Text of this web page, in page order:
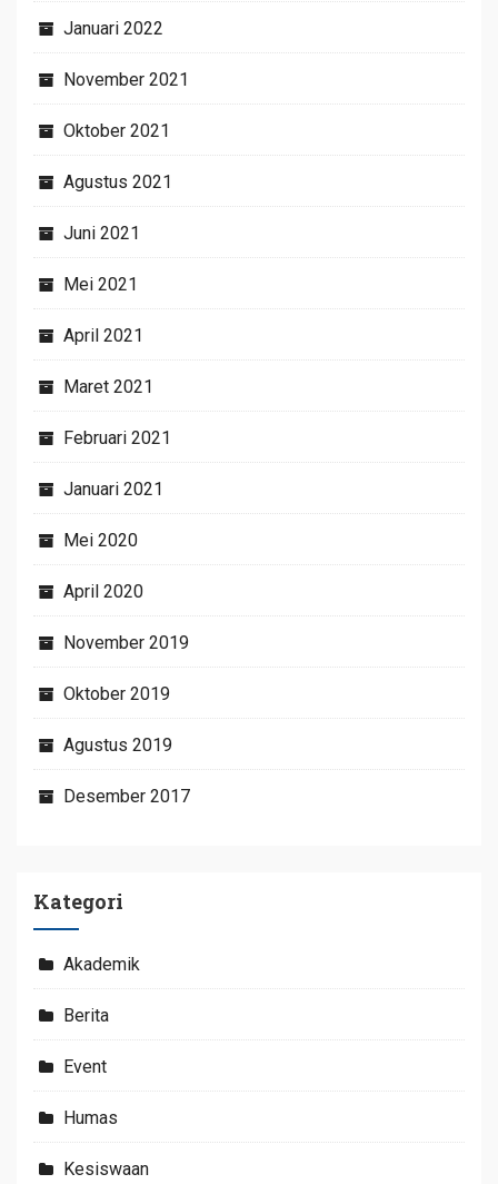
Januari 2022
November 2021
Oktober 2021
Agustus 2021
Juni 2021
Mei 2021
April 2021
Maret 2021
Februari 2021
Januari 2021
Mei 2020
April 2020
November 2019
Oktober 2019
Agustus 2019
Desember 2017
Kategori
Akademik
Berita
Event
Humas
Kesiswaan